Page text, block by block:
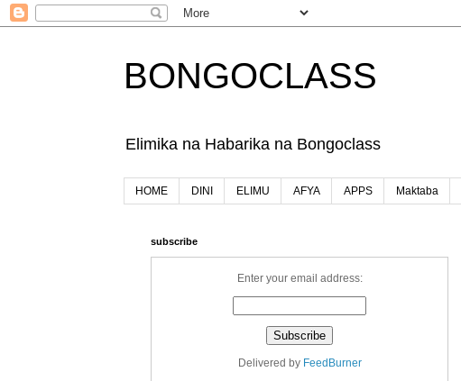
BONGOCLASS
Elimika na Habarika na Bongoclass
HOME DINI ELIMU AFYA APPS Maktaba
subscribe
Enter your email address:
Delivered by FeedBurner